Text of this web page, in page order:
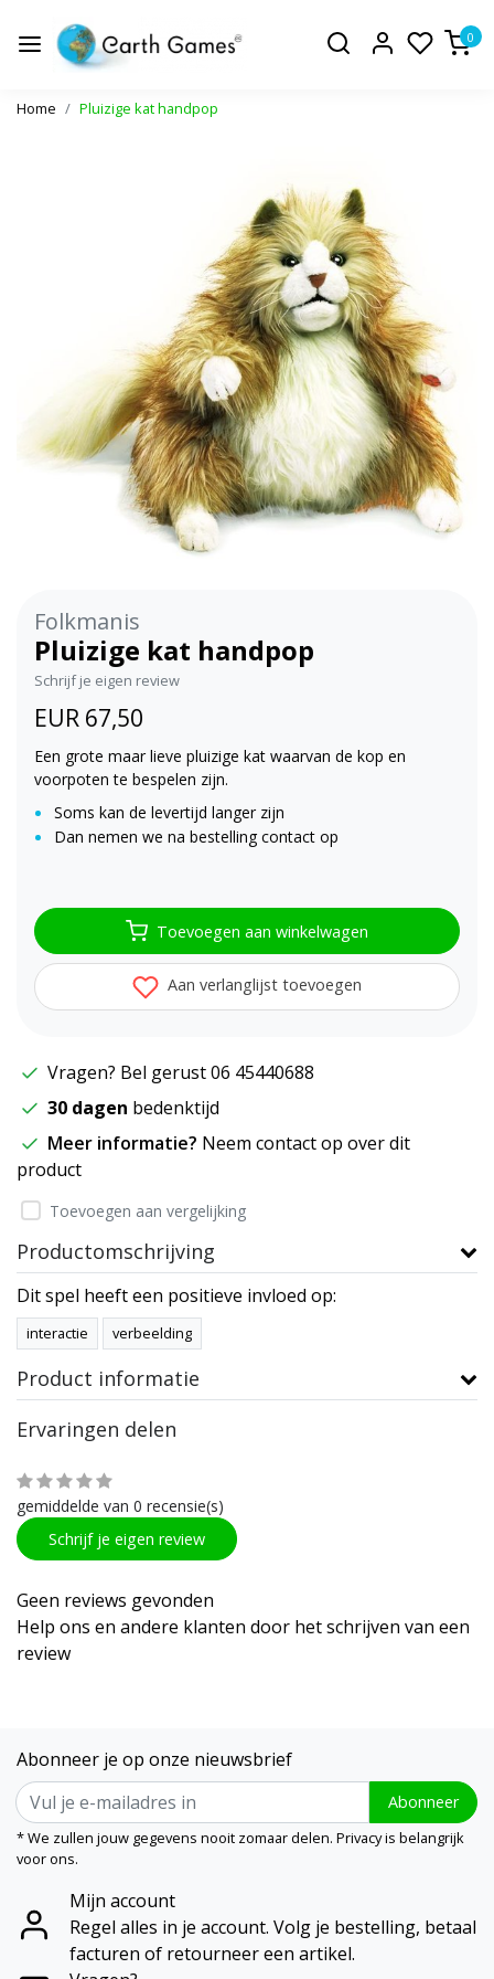
0
Home Pluizige kat handpop
Folkmanis
Pluizige kat handpop
Schrijf je eigen review
EUR 67,50
Een grote maar lieve pluizige kat waarvan de kop en
voorpoten te bespelen zijn.
Soms kan de levertijd langer zijn
Dan nemen we na bestelling contact op
Toevoegen aan winkelwagen
Aan verlanglijst toevoegen
Vragen? Bel gerust 06 45440688
30 dagen bedenktijd
Meer informatie? Neem contact op over dit
product
Toevoegen aan vergelijking
Productomschrijving
Dit spel heeft een positieve invloed op:
interactie verbeelding
Product informatie
Ervaringen delen
gemiddelde van 0 recensie(s)
Schrijf je eigen review
Geen reviews gevonden
Help ons en andere klanten door het schrijven van een
review
Abonneer je op onze nieuwsbrief
Abonneer
* We zullen jouw gegevens nooit zomaar delen. Privacy is belangrijk
voor ons.
Mijn account
Regel alles in je account. Volg je bestelling, betaal
facturen of retourneer een artikel.